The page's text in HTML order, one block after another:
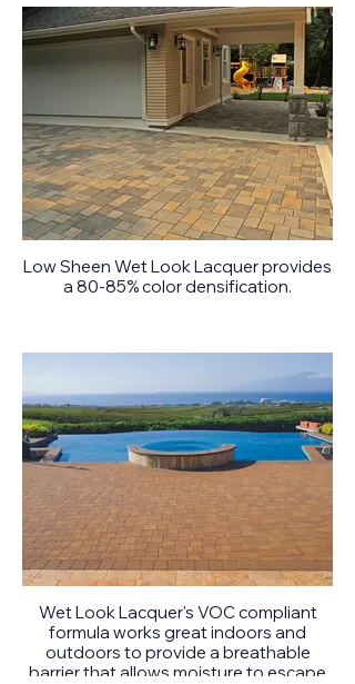
Low Sheen Wet Look Lacquer provides
a 80-85% color densification.
Wet Look Lacquer's VOC compliant
formula works great indoors and
outdoors to provide a breathable
barrier that allows moisture to escape